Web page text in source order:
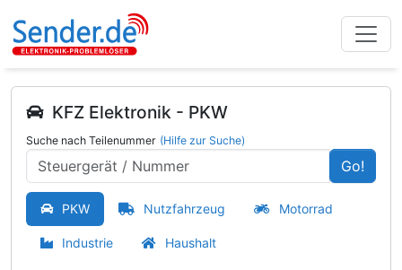
KFZ Elektronik - PKW
Suche nach Teilenummer (Hilfe zur Suche)
Go!
PKW Nutzfahrzeug Motorrad
Industrie Haushalt